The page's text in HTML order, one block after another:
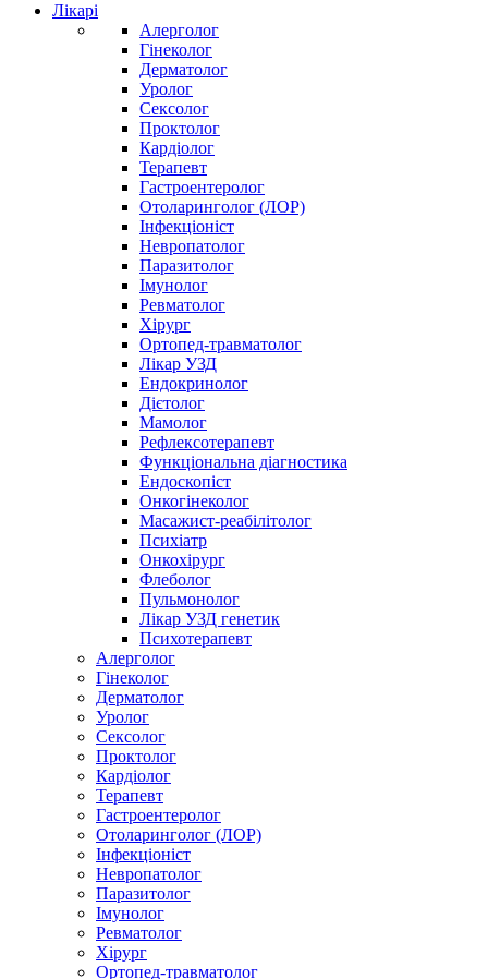
Лікарі
Алерголог
Гінеколог
Дерматолог
Уролог
Сексолог
Проктолог
Кардіолог
Терапевт
Гастроентеролог
Отоларинголог (ЛОР)
Інфекціоніст
Невропатолог
Паразитолог
Імунолог
Ревматолог
Хірург
Ортопед-травматолог
Лікар УЗД
Ендокринолог
Дієтолог
Мамолог
Рефлексотерапевт
Функціональна діагностика
Ендоскопіст
Онкогінеколог
Масажист-реабілітолог
Психіатр
Онкохірург
Флеболог
Пульмонолог
Лікар УЗД генетик
Психотерапевт
Алерголог
Гінеколог
Дерматолог
Уролог
Сексолог
Проктолог
Кардіолог
Терапевт
Гастроентеролог
Отоларинголог (ЛОР)
Інфекціоніст
Невропатолог
Паразитолог
Імунолог
Ревматолог
Хірург
Ортопед-травматолог